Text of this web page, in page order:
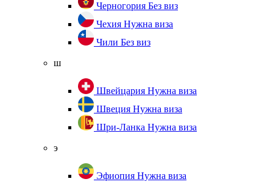
Черногория Без виз
Чехия Нужна виза
Чили Без виз
ш
Швейцария Нужна виза
Швеция Нужна виза
Шри-Ланка Нужна виза
э
Эфиопия Нужна виза